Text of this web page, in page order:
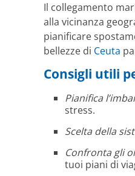
Il collegamento
alla vicinanza
pianificare
bellezze di Ceuta
Consigli utili
Pianifica
stress.
Scelta della
Confronta gli
tuoi piani di